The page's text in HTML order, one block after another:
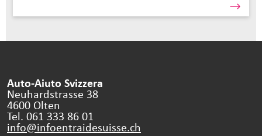
Auto-Aiuto Svizzera
Neuhardstrasse 38
4600 Olten
Tel. 061 333 86 01
info@infoentraidesuisse.ch